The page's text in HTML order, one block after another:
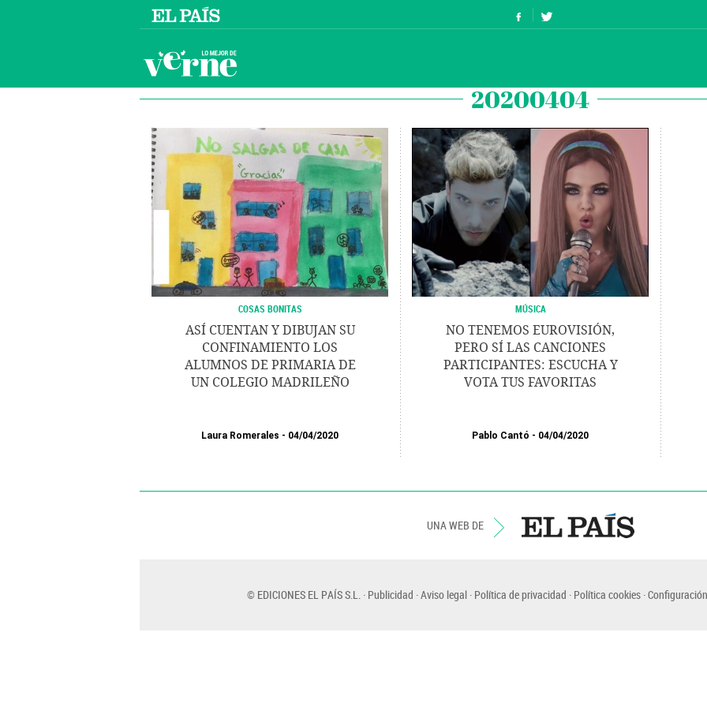
20200404
COSAS BONITAS
ASÍ CUENTAN Y DIBUJAN SU
CONFINAMIENTO LOS
ALUMNOS DE PRIMARIA DE
UN COLEGIO MADRILEÑO
Laura Romerales 04/04/2020
MÚSICA
NO TENEMOS EUROVISIÓN,
PERO SÍ LAS CANCIONES
PARTICIPANTES: ESCUCHA Y
VOTA TUS FAVORITAS
Pablo Cantó 04/04/2020
UNA WEB DE
© EDICIONES EL PAÍS S.L. Publicidad Aviso legal Política de privacidad Política cookies